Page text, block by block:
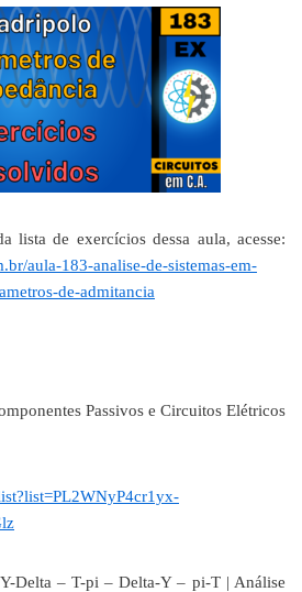
lista de exercícios dessa aula, acesse:
aula-183-analise-de-sistemas-em-
de-admitancia
Passivos e Circuitos Elétricos
Delta – T-pi – Delta-Y – pi-T | Análise